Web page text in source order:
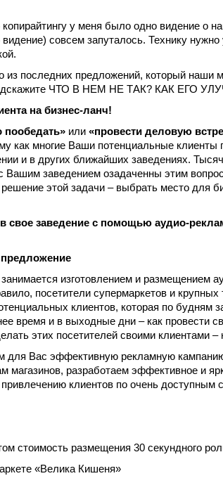
копирайтингу у меня было одно видение о
видение) совсем запуталось. Технику
из последних предложений, который
ЧТО В НЕМ НЕ ТАК? КАК ЕГО
на бизнес-ланч!
пообедать» или «провести деловую
как многие Ваши потенциальные клиенты
и в других ближайших заведениях.
Вашим заведением озадаченны этим
решение этой задачи – выбрать место для
в свое заведение с помощью аудио-
изготовлением и размещением
посетители супермаркетов и
клиентов, которая по будням
время и в выходные дни – как провести
этих посетителей своими клиентами
для Вас эффективную рекламную
магазинов, разработаем эффективное и
привлечению клиентов по очень доступным
стоимость размещения 30 секундного
«Велика Кишеня»